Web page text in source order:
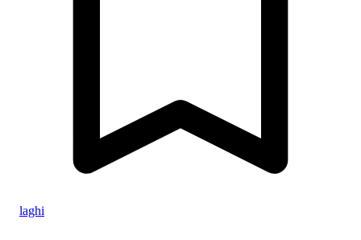
laghi